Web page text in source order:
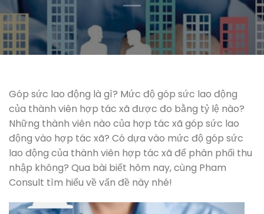
Góp sức lao động là gì? Mức độ góp sức lao động
của thành viên hợp tác xã được đo bằng tỷ lệ nào?
Những thành viên nào của hợp tác xã góp sức lao
động vào hợp tác xã? Có dựa vào mức độ góp sức
lao động của thành viên hợp tác xã để phân phối thu
nhập không? Qua bài biết hôm nay, cùng Pham
Consult tìm hiểu về vấn đề này nhé!